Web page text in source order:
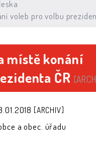
voleb pro volbu
místě konání
ČR
[ARCHIV]
a obec. úřadu